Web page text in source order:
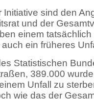
sind den
und der
einem
ein früheres
Statistischen
389.000
Unfall zu
wie das der